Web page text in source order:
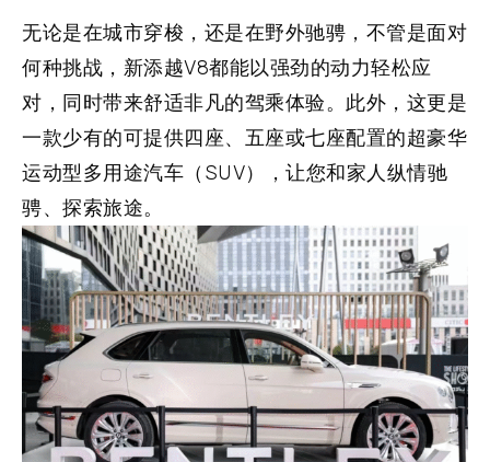
无论是在城市穿梭，还是在野外驰骋，不管是面对
何种挑战，新添越V8都能以强劲的动力轻松应
对，同时带来舒适非凡的驾乘体验。此外，这更是
一款少有的可提供四座、五座或七座配置的超豪华
运动型多用途汽车（SUV），让您和家人纵情驰
骋、探索旅途。